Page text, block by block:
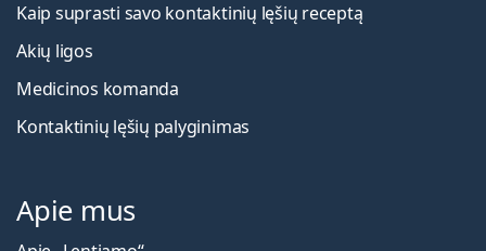
Kaip suprasti savo kontaktinių lęšių receptą
Akių ligos
Medicinos komanda
Kontaktinių lęšių palyginimas
Apie mus